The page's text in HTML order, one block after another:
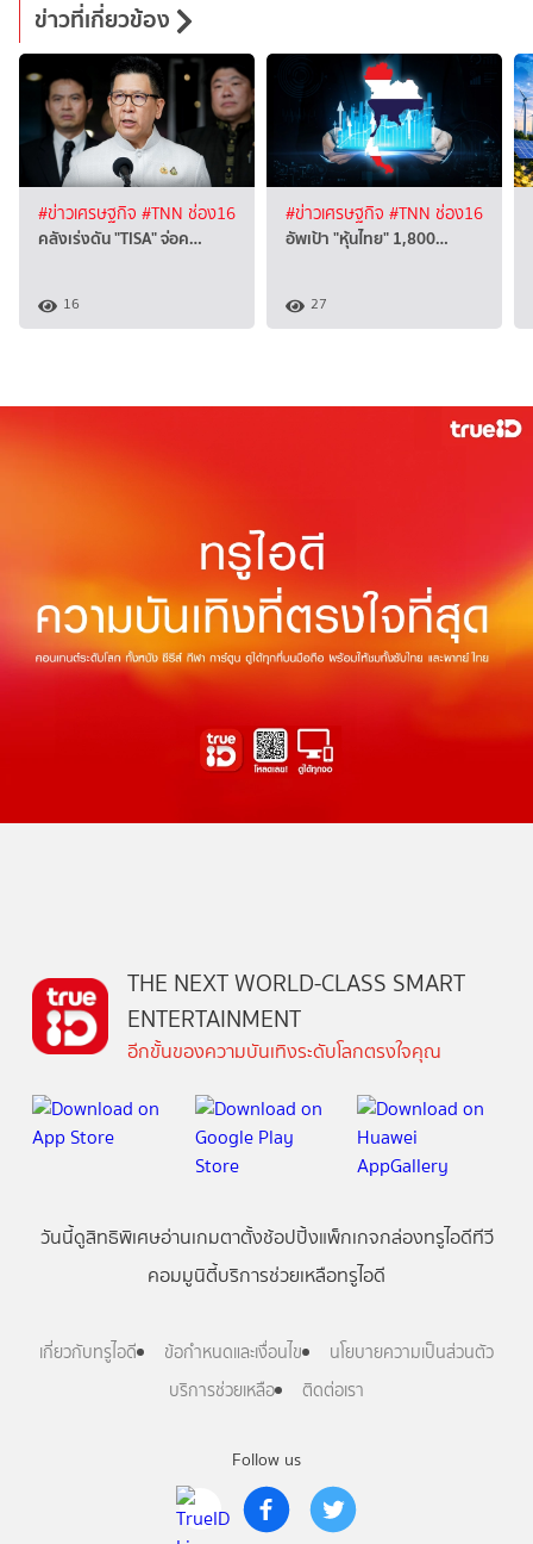
ข่าวที่เกี่ยวข้อง
#ข่าวเศรษฐกิจ #TNN ช่อง16
คลังเร่งดัน "TISA" จ่อค…
16
#ข่าวเศรษฐกิจ #TNN ช่อง16
อัพเป้า "หุ้นไทย" 1,800…
27
Follow us
THE NEXT WORLD-CLASS SMART
ENTERTAINMENT
อีกขั้นของความบันเทิงระดับโลกตรงใจคุณ
วันนี้ดูสิทธิพิเศษอ่านเกมตาตั้งช้อปปิ้งแพ็กเกจกล่องทรูไอดีทีวี
คอมมูนิตี้บริการช่วยเหลือทรูไอดี
เกี่ยวกับทรูไอดี ข้อกำหนดและเงื่อนไข
นโยบายความเป็นส่วนตัว
บริการช่วยเหลือ
ติดต่อเรา